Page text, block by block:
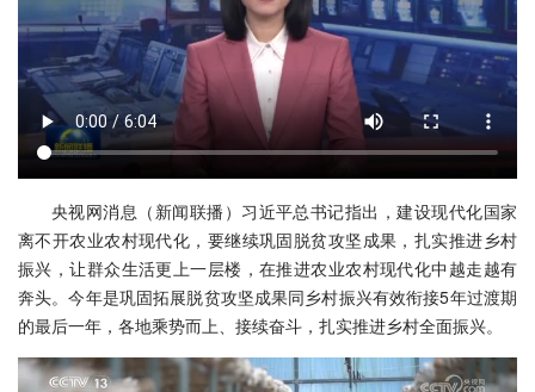
央视网消息（新闻联播）习近平总书记指出，建设现代化国家
离不开农业农村现代化，要继续巩固脱贫攻坚成果，扎实推进乡村
振兴，让群众生活更上一层楼，在推进农业农村现代化中越走越有
奔头。今年是巩固拓展脱贫攻坚成果同乡村振兴有效衔接5年过渡期
的最后一年，各地乘势而上、接续奋斗，扎实推进乡村全面振兴。